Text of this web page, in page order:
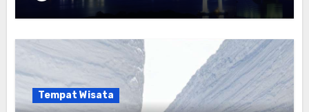
Tempat Wisata